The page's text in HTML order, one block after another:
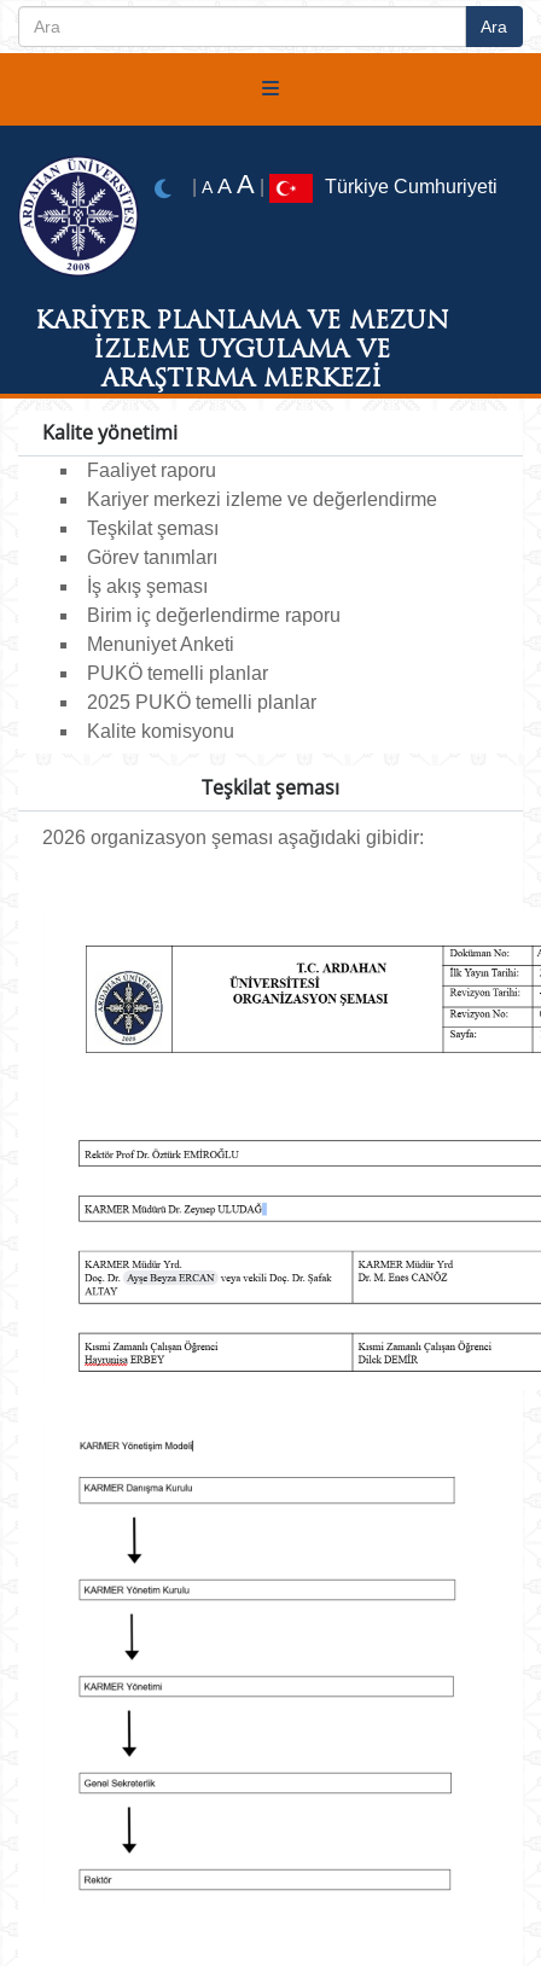
KARİYER PLANLAMA VE MEZUN
İZLEME UYGULAMA VE
ARAŞTIRMA MERKEZİ
A A A Türkiye Cumhuriyeti
Kalite yönetimi
Faaliyet raporu
Kariyer merkezi izleme ve değerlendirme
Teşkilat şeması
Görev tanımları
İş akış şeması
Birim iç değerlendirme raporu
Menuniyet Anketi
PUKÖ temelli planlar
2025 PUKÖ temelli planlar
Kalite komisyonu
Teşkilat şeması
2026 organizasyon şeması aşağıdaki gibidir: